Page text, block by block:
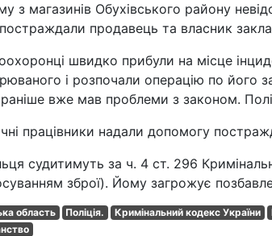
з магазинів Обухівського району
продавець та власник
швидко прибули на місце
і розпочали операцію по
вже мав проблеми з законом.
працівники надали допомогу
судитимуть за ч. 4 ст. 296
зброї). Йому загрожує
область Поліція. Кримінальний кодекс України